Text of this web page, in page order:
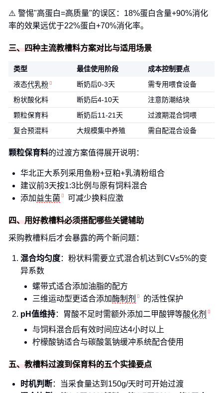
⚠️ 警惕"高蛋白=高质量"的误区：18%蛋白含量+90%消化
率的效果远优于22%蛋白+70%消化率。
三、四种主流教槽料方案对比与适用场景
类型 最佳使用阶段
成本控制要点
液态代乳粉 断奶后0-3天
需专用喂食设备
粉状酸化料
断奶后4-10天
注意防潮结块
颗粒保育料
断奶后11-21天
过渡期混合饲喂
复合预混料
大规模集中养殖 需自配混合设备
颗粒保育料的过渡方案值得展开说明：
华北正大系列采用鱼粉+豆粕+乳清粉组合
建议前3天按1:3比例与原有饲料混合
添加益生菌 可减少换料应激
四、用好教槽料必须搭配哪些关键辅助
采购教槽料后才会暴露的两个新问题：
混合均匀度：粉状料需要立式混合机达到CV≤5%的变
异系数
螺带式适合添加油脂的配方
三维运动型更适合添加酶制剂
的活性保护
pH值维持：胃酸不足时需额外添加二甲酸钾等酸化剂
与饲料混合后有效时间应达4小时以上
柠檬酸钠适合与碳酸氢钠缓冲系统配合使用
五、教槽料过渡到保育料的五个实操要点
时机判断：当采食量达到150g/天时可开始过渡